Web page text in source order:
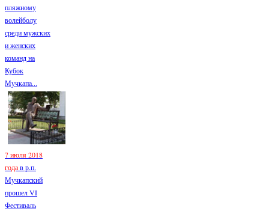
пляжному
волейболу
среди мужских
и женских
команд на
Кубок
Мучкапа...
7 июля 2018
годав р.п.
Мучкапский
прошел VI
Фестиваль